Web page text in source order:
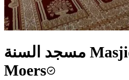
مسجد السنة Masjid Asunna
Moers